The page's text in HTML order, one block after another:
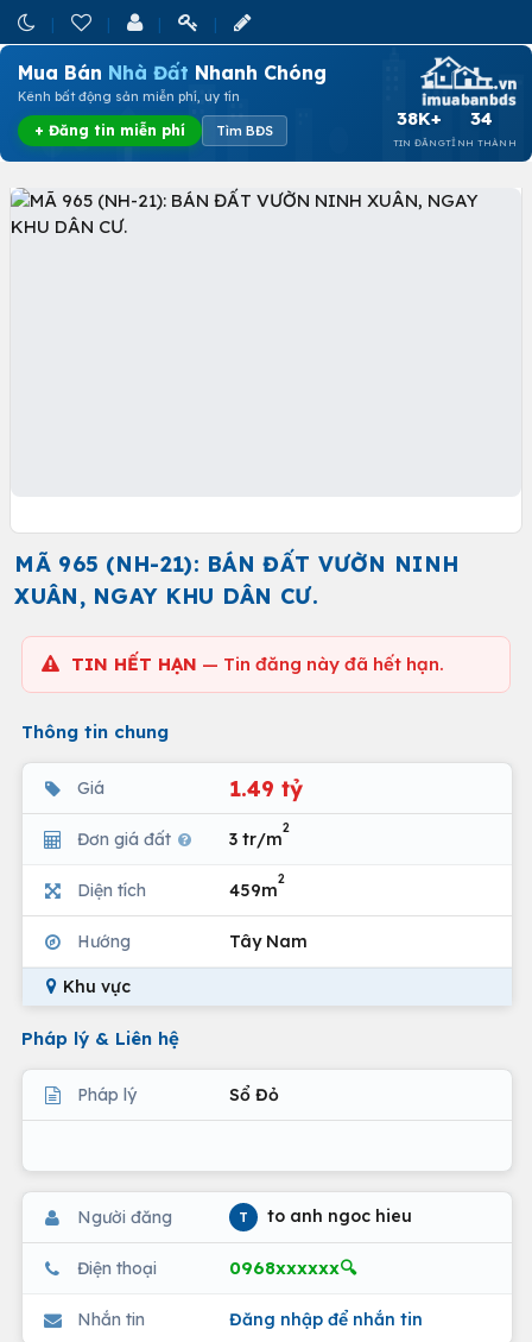
Mua Bán Nhà Đất Nhanh Chóng
Kênh bất động sản miễn phí, uy tín
+ Đăng tin miễn phí Tìm BĐS
38K+
TIN ĐĂNG
34
TỈNH THÀNH
MÃ 965 (NH-21): BÁN ĐẤT VƯỜN NINH
XUÂN, NGAY KHU DÂN CƯ.
TIN HẾT HẠN — Tin đăng này đã hết hạn.
Thông tin chung
Giá 1.49 tỷ
Đơn giá đất 3 tr/m
2
Diện tích 459m
2
Hướng Tây Nam
Khu vực
Pháp lý & Liên hệ
Pháp lý Sổ Đỏ
Người đăng T to anh ngoc hieu
Điện thoại 0968xxxxxx🔍
Nhắn tin Đăng nhập để nhắn tin